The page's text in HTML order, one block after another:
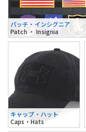
パッチ・インシグニア
Patch ・ Insignia
キャップ・ハット
Caps・Hats